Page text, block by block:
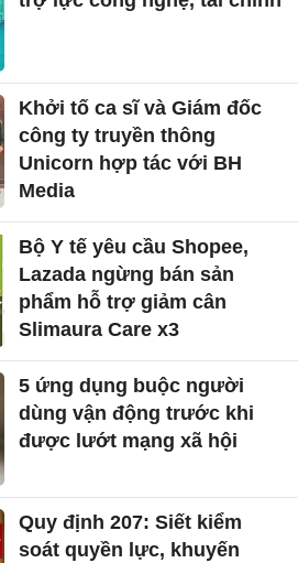
Khởi tố ca sĩ và Giám đốc
công ty truyền thông
Unicorn hợp tác với BH
Media
Bộ Y tế yêu cầu Shopee,
Lazada ngừng bán sản
phẩm hỗ trợ giảm cân
Slimaura Care x3
5 ứng dụng buộc người
dùng vận động trước khi
được lướt mạng xã hội
Quy định 207: Siết kiểm
soát quyền lực, khuyến